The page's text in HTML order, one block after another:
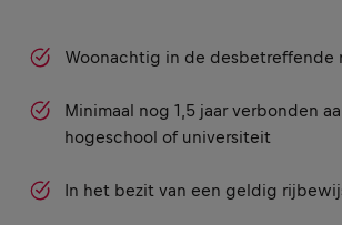
Woonachtig in de desbetreffende
Minimaal nog 1,5 jaar verbonden
hogeschool of universiteit
In het bezit van een geldig